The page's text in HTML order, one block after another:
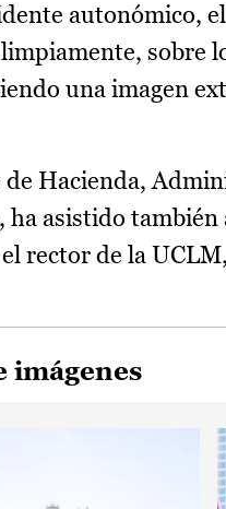
autonómico,
sobre
una imagen
de Hacienda,
ha asistido
rector de la
imágenes